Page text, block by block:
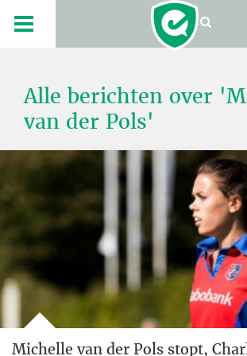
Alle berichten over
van der Pols'
Michelle van der Pols stopt,